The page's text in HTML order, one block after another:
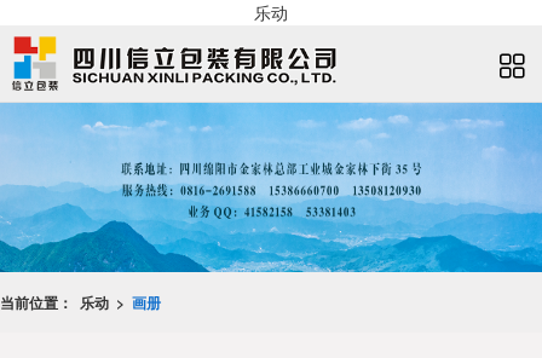
乐动
当前位置： 乐动 > 画册